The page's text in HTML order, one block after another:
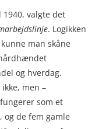
valgte det
. Logikken
man skåne
og hverdag.
men –
som et
og de fem gamle